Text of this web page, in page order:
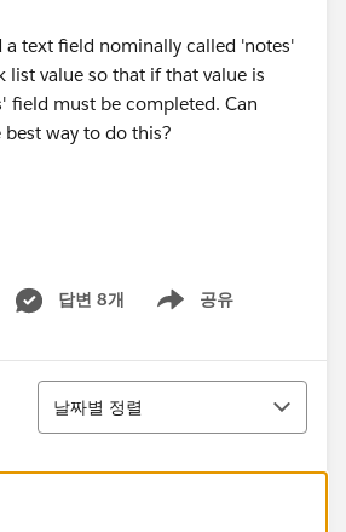
text field nominally called 'notes'
list value so that if that value is
field must be completed. Can
way to do this?
답변 8개 공유
Show menu
정렬
날짜별 정렬